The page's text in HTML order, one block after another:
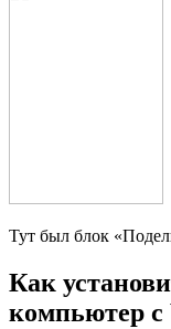
Тут был блок
Как
компьютер с